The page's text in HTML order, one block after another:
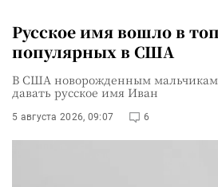
Русское имя вошло в
популярных в США
В США новорожденным
давать русское имя Иван
5 августа 2026, 09:07 6